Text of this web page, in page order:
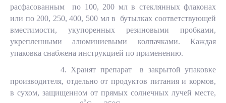
расфасованным по 100, 200 мл в стеклянных флаконах
или по 200, 250, 400, 500 мл в бутылках соответствующей
вместимости, укупоренных резиновыми пробками,
укрепленными алюминиевыми колпачками. Каждая
упаковка снабжена инструкцией по применению.
4. Хранят препарат в закрытой упаковке
производителя, отдельно от продуктов питания и кормов,
в сухом, защищенном от прямых солнечных лучей месте,